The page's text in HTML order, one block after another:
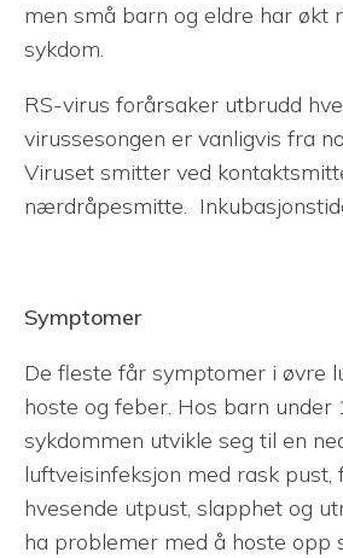
men små barn og eldre har økt
sykdom.
RS-virus forårsaker utbrudd
virussesongen er vanligvis fra
Viruset smitter ved
nærdråpesmitte.
Symptomer
De fleste får symptomer i øvre
hoste og feber. Hos barn under
sykdommen utvikle seg til en
luftveisinfeksjon med rask pust,
hvesende utpust, slapphet og
ha problemer med å hoste opp